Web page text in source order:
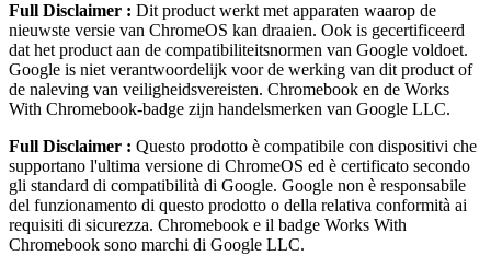
Full Disclaimer : Dit product werkt met apparaten waarop de
nieuwste versie van ChromeOS kan draaien. Ook is gecertificeerd
dat het product aan de compatibiliteitsnormen van Google voldoet.
Google is niet verantwoordelijk voor de werking van dit product of
de naleving van veiligheidsvereisten. Chromebook en de Works
With Chromebook-badge zijn handelsmerken van Google LLC.
Full Disclaimer : Questo prodotto è compatibile con dispositivi che
supportano l'ultima versione di ChromeOS ed è certificato secondo
gli standard di compatibilità di Google. Google non è responsabile
del funzionamento di questo prodotto o della relativa conformità ai
requisiti di sicurezza. Chromebook e il badge Works With
Chromebook sono marchi di Google LLC.